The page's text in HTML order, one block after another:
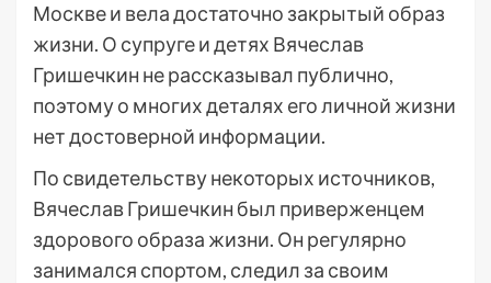
Москве и вела достаточно закрытый образ
жизни. О супруге и детях Вячеслав
Гришечкин не рассказывал публично,
поэтому о многих деталях его личной жизни
нет достоверной информации.
По свидетельству некоторых источников,
Вячеслав Гришечкин был приверженцем
здорового образа жизни. Он регулярно
занимался спортом, следил за своим